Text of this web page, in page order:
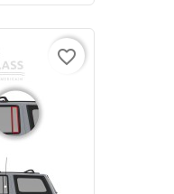
favorite_border